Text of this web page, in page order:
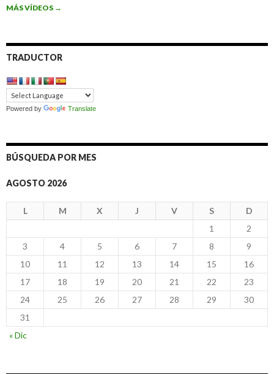
MÁS VÍDEOS →
TRADUCTOR
Powered by Translate
BÚSQUEDA POR MES
AGOSTO 2026
L M X J V S
D
1
2
3
4 5 6 7 8
9
10
11 12 13 14 15
16
17
18 19 20 21 22
23
24
25 26 27 28 29
30
31
« Dic